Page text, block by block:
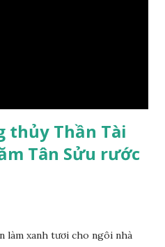
thủy Thần Tài
Tân Sửu rước
làm xanh tươi cho ngôi nhà